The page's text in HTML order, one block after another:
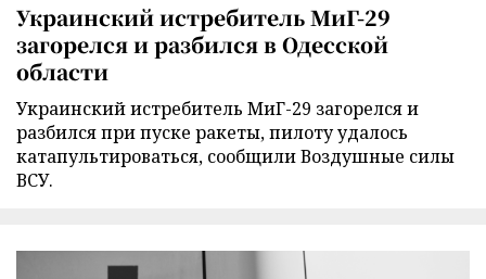
Украинский истребитель МиГ-29
загорелся и разбился в Одесской
области
Украинский истребитель МиГ-29 загорелся и
разбился при пуске ракеты, пилоту удалось
катапультироваться, сообщили Воздушные силы
ВСУ.